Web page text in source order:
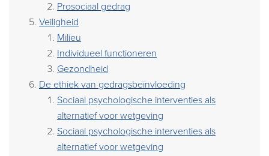
Prosociaal gedrag
Veiligheid
Milieu
Individueel functioneren
Gezondheid
De ethiek van gedragsbeïnvloeding
Sociaal psychologische interventies als
alternatief voor wetgeving
Sociaal psychologische interventies als
alternatief voor wetgeving